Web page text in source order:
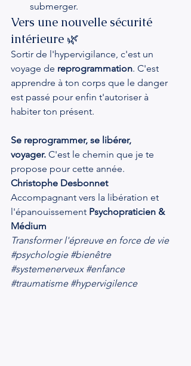
submerger.
Vers une nouvelle sécurité
intérieure 🌿
Sortir de l'hypervigilance, c'est un
voyage de reprogrammation. C'est
apprendre à ton corps que le danger
est passé pour enfin t'autoriser à
habiter ton présent.
Se reprogrammer, se libérer,
voyager. C'est le chemin que je te
propose pour cette année.
Christophe Desbonnet
Accompagnant vers la libération et
l'épanouissement Psychopraticien &
Médium
Transformer l'épreuve en force de vie
#psychologie #bienêtre
#systemenerveux #enfance
#traumatisme #hypervigilence